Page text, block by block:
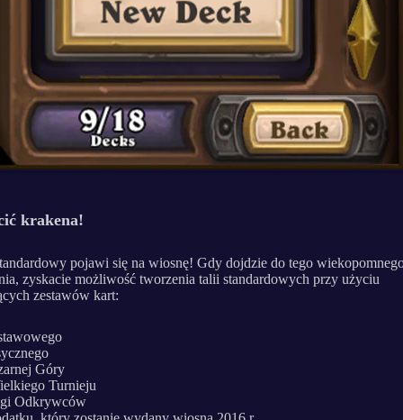
krakena!
pojawi się na wiosnę! Gdy dojdzie do tego
zyskacie możliwość tworzenia talii standardowych przy użyciu
zestawów kart:
Góry
Turnieju
Odkrywców